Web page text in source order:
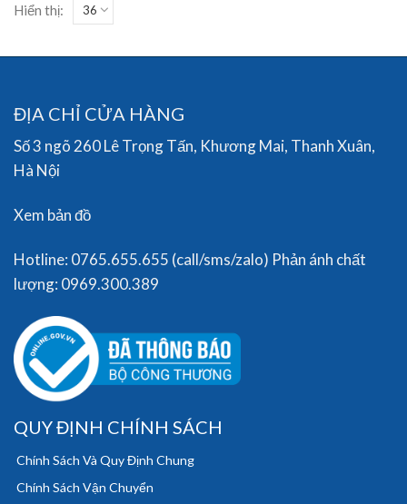
Hiển thị:
ĐỊA CHỈ CỬA HÀNG
Số 3 ngõ 260 Lê Trọng Tấn, Khương Mai, Thanh Xuân,
Hà Nội
Xem bản đồ
Hotline: 0765.655.655 (call/sms/zalo) Phản ánh chất
lượng: 0969.300.389
QUY ĐỊNH CHÍNH SÁCH
Chính Sách Và Quy Định Chung
Chính Sách Vận Chuyển